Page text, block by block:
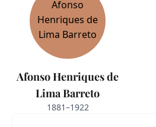
Afonso Henriques de
Lima Barreto
1881–1922